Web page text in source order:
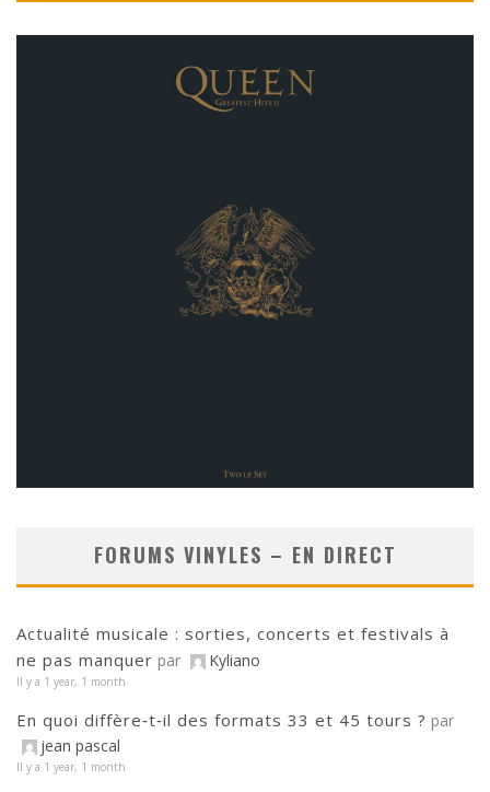
FORUMS VINYLES – EN DIRECT
Actualité musicale : sorties, concerts et festivals à
ne pas manquer par Kyliano
Il y a 1 year, 1 month
En quoi diffère‑t‑il des formats 33 et 45 tours ? par
jean pascal
Il y a 1 year, 1 month